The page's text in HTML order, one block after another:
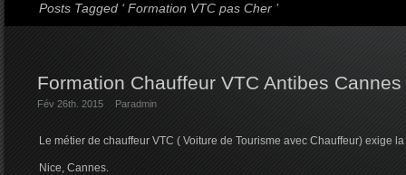
Posts Tagged ‘ Formation VTC pas Cher ’
Formation Chauffeur VTC Antibes
Fév 26th. 2015 Paradmin
Le métier de chauffeur VTC ( Voiture de Tourisme avec Chauffeur) exige
Nice, Cannes.